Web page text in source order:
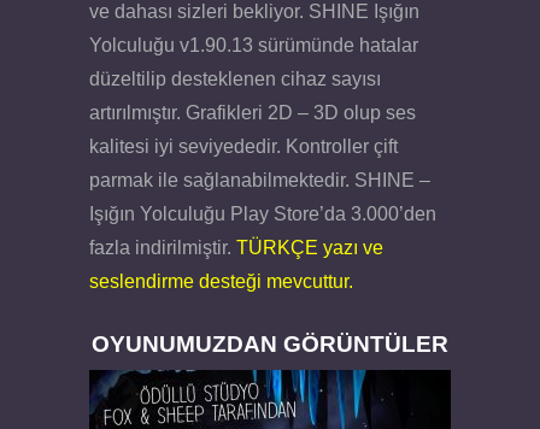
ve dahası sizleri bekliyor. SHINE Işığın
Yolculuğu v1.90.13 sürümünde hatalar
düzeltilip desteklenen cihaz sayısı
artırılmıştır. Grafikleri 2D – 3D olup ses
kalitesi iyi seviyededir. Kontroller çift
parmak ile sağlanabilmektedir. SHINE –
Işığın Yolculuğu Play Store’da 3.000’den
fazla indirilmiştir. TÜRKÇE yazı ve
seslendirme desteği mevcuttur.
OYUNUMUZDAN GÖRÜNTÜLER